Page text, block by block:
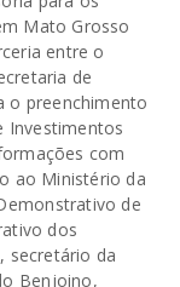
Mato Grosso
entre o
de
o preenchimento
Investimentos
com
ao Ministério da
de
dos
secretário da
Benjoino,